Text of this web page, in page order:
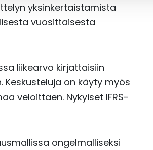
yksinkertaistamista
vuosittaisesta
liikearvo kirjattaisiin
Keskusteluja on käyty myös
veloittaen. Nykyiset IFRS-
ongelmalliseksi